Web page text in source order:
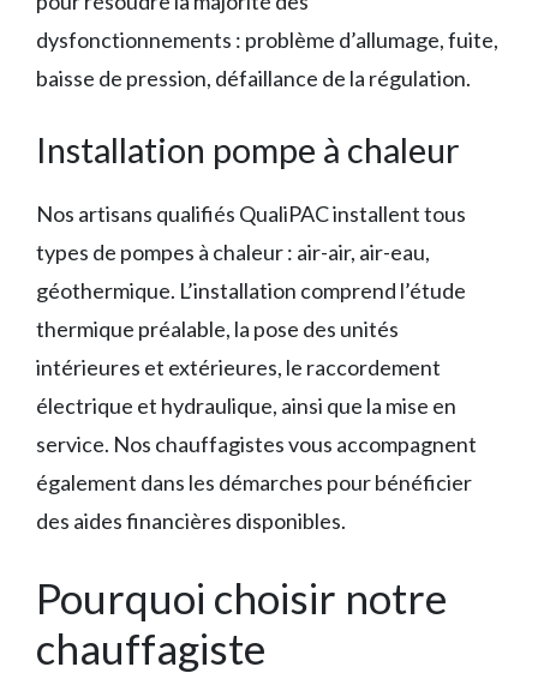
dysfonctionnements : problème d’allumage, fuite,
baisse de pression, défaillance de la régulation.
Installation pompe à chaleur
Nos artisans qualifiés QualiPAC installent tous
types de pompes à chaleur : air-air, air-eau,
géothermique. L’installation comprend l’étude
thermique préalable, la pose des unités
intérieures et extérieures, le raccordement
électrique et hydraulique, ainsi que la mise en
service. Nos chauffagistes vous accompagnent
également dans les démarches pour bénéficier
des aides financières disponibles.
Pourquoi choisir notre
chauffagiste